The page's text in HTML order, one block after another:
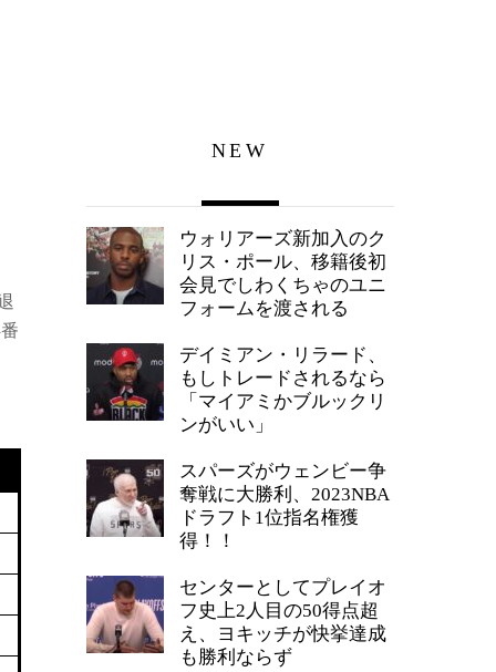
NEW
ウォリアーズ新加入のク
リス・ポール、移籍後初
会見でしわくちゃのユニ
フォームを渡される
デイミアン・リラード、
もしトレードされるなら
「マイアミかブルックリ
ンがいい」
スパーズがウェンビー争
奪戦に大勝利、2023NBA
ドラフト1位指名権獲
得！！
センターとしてプレイオ
フ史上2人目の50得点超
え、ヨキッチが快挙達成
も勝利ならず